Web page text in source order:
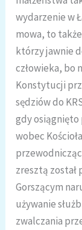
wydarzenie w
mowa, to
którzy jawnie
człowieka, bo
Konstytucji
sędziów do
gdy
wobec
zresztą został
Gorszącym
używanie
zwalczania